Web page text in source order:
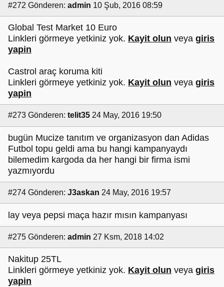
#272 Gönderen: admin 10 Şub, 2016 08:59
Global Test Market 10 Euro
Linkleri görmeye yetkiniz yok. Kayit olun veya giris
yapin
Castrol araç koruma kiti
Linkleri görmeye yetkiniz yok. Kayit olun veya giris
yapin
#273 Gönderen: telit35 24 May, 2016 19:50
bugün Mucize tanıtım ve organizasyon dan Adidas
Futbol topu geldi ama bu hangi kampanyaydı
bilemedim kargoda da her hangi bir firma ismi
yazmıyordu
#274 Gönderen: J3askan 24 May, 2016 19:57
lay veya pepsi maça hazır mısın kampanyası
#275 Gönderen: admin 27 Ksm, 2018 14:02
Nakitup 25TL
Linkleri görmeye yetkiniz yok. Kayit olun veya giris
yapin